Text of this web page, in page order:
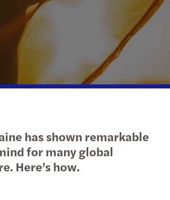
податки
клієнтів
органами
податкового контролю
has shown remarkable
for many global
Here’s how.